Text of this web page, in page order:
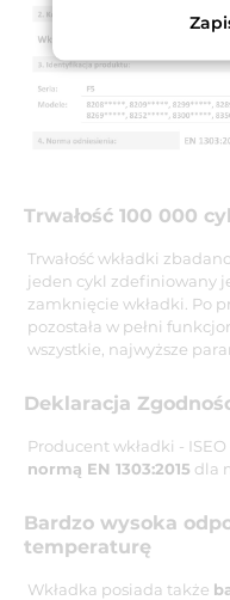
Trwałość 100 000
Trwałość wkładki
jeden cykl zdefiniowany
zamknięcie wkładki. Po
pozostała w pełni
wszystkie, najwyższe
Deklaracja
Producent wkładki - ISEO
normą EN 1303:2015 dla
Bardzo wysoka
temperaturę
Wkładka posiada także